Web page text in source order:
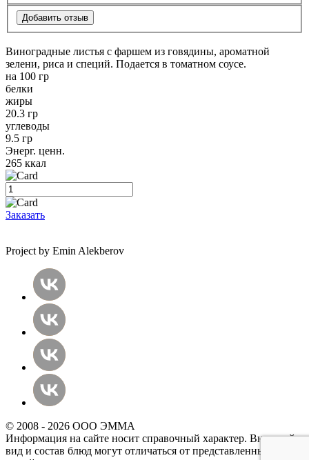
Виноградные листья с фаршем из говядины, ароматной
зелени, риса и специй. Подается в томатном соусе.
на 100 гр
белки
жиры
20.3 гр
углеводы
9.5 гр
Энерг. ценн.
265 ккал
Заказать
Project by Emin Alekberov
© 2008 - 2026 ООО ЭММА
Информация на сайте носит справочный характер. Внешний
вид и состав блюд могут отличаться от представленных